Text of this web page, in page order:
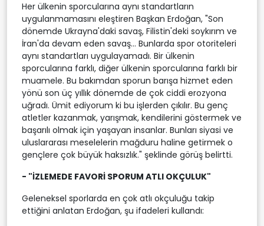
Her ülkenin sporcularına aynı standartların
uygulanmamasını eleştiren Başkan Erdoğan, "Son
dönemde Ukrayna'daki savaş, Filistin'deki soykırım ve
İran'da devam eden savaş... Bunlarda spor otoriteleri
aynı standartları uygulayamadı. Bir ülkenin
sporcularına farklı, diğer ülkenin sporcularına farklı bir
muamele. Bu bakımdan sporun barışa hizmet eden
yönü son üç yıllık dönemde de çok ciddi erozyona
uğradı. Ümit ediyorum ki bu işlerden çıkılır. Bu genç
atletler kazanmak, yarışmak, kendilerini göstermek ve
başarılı olmak için yaşayan insanlar. Bunları siyasi ve
uluslararası meselelerin mağduru haline getirmek o
gençlere çok büyük haksızlık." şeklinde görüş belirtti.
- "İZLEMEDE FAVORİ SPORUM ATLI OKÇULUK"
Geleneksel sporlarda en çok atlı okçuluğu takip
ettiğini anlatan Erdoğan, şu ifadeleri kullandı: